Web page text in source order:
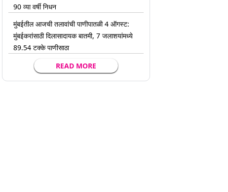
90 व्या वर्षी निधन
मुंबईतील आजची तलावांची पाणीपातळी 4 ऑगस्ट:
मुंबईकरांसाठी दिलासादायक बातमी, 7 जलाशयांमध्ये
89.54 टक्के पाणीसाठा
READ MORE